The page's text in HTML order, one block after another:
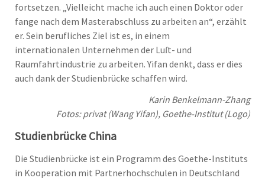
fortsetzen. „Vielleicht mache ich auch einen Doktor oder
fange nach dem Masterabschluss zu arbeiten an“, erzählt
er. Sein berufliches Ziel ist es, in einem
internationalen Unternehmen der Luſt- und
Raumfahrtindustrie zu arbeiten. Yifan denkt, dass er dies
auch dank der Studienbrücke schaffen wird.
Karin Benkelmann-Zhang
Fotos: privat (Wang Yifan), Goethe-Institut (Logo)
Studienbrücke China
Die Studienbrücke ist ein Programm des Goethe-Instituts
in Kooperation mit Partnerhochschulen in Deutschland